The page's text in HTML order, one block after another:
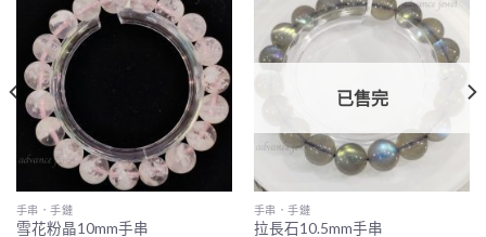
手串．手鏈
雪花粉晶10mm手串
已售完
手串．手鏈
拉長石10.5mm手串